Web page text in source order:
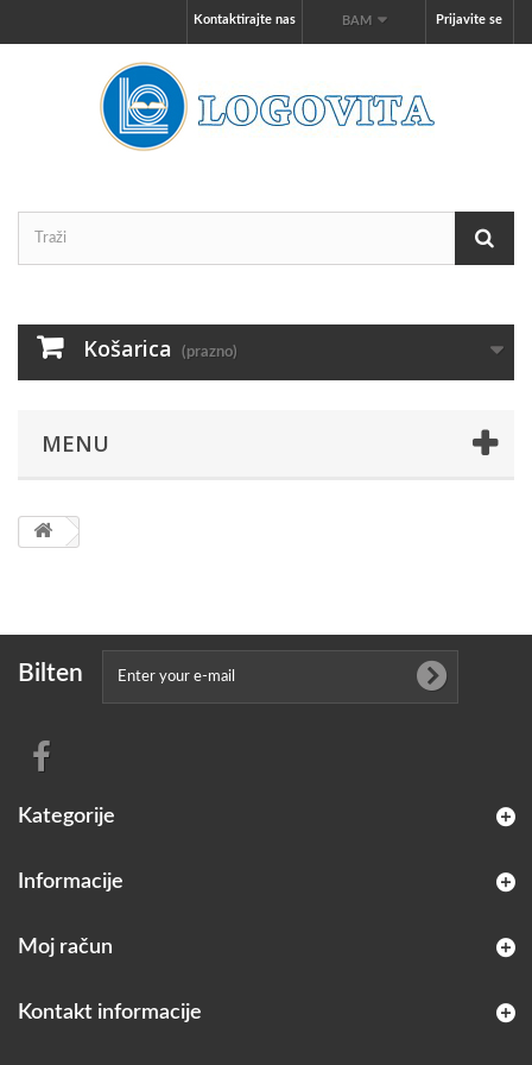
Prijavite se
BAM
Kontaktirajte nas
Košarica (prazno)
MENU
Bilten
Kategorije
Informacije
Moj račun
Kontakt informacije